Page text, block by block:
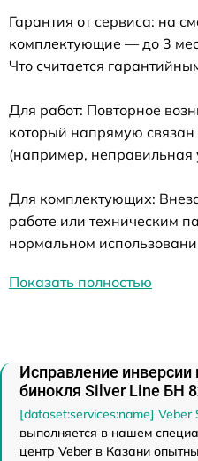
Гарантия от сервиса: на
комплектующие — до 3
Что считается
Для работ: Повторное
который напрямую
(например, неправильная
Для комплектующих:
работе или техническим
нормальном
Показать полностью
Исправление
бинокля Silver Line БН
[dataset:services:name]
выполняется в нашем
центр Veber в Казани